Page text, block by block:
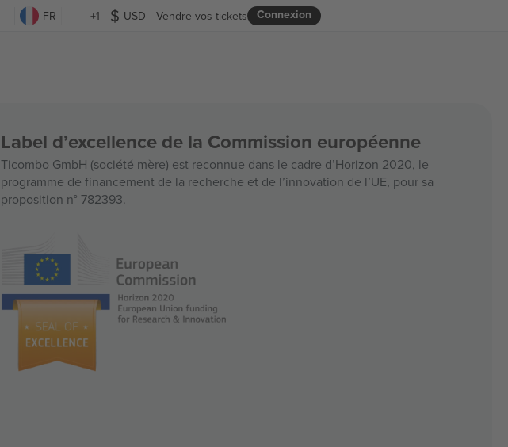
FR +1 USD Connexion
Vendre vos tickets
Label d’excellence de la Commission européenne
Ticombo GmbH (société mère) est reconnue dans le cadre d’Horizon 2020, le
programme de financement de la recherche et de l’innovation de l’UE, pour sa
proposition n° 782393.